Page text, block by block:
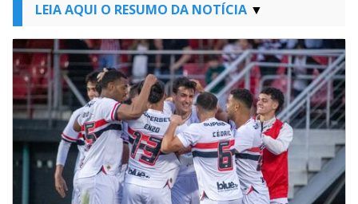
LEIA AQUI O RESUMO DA NOTÍCIA